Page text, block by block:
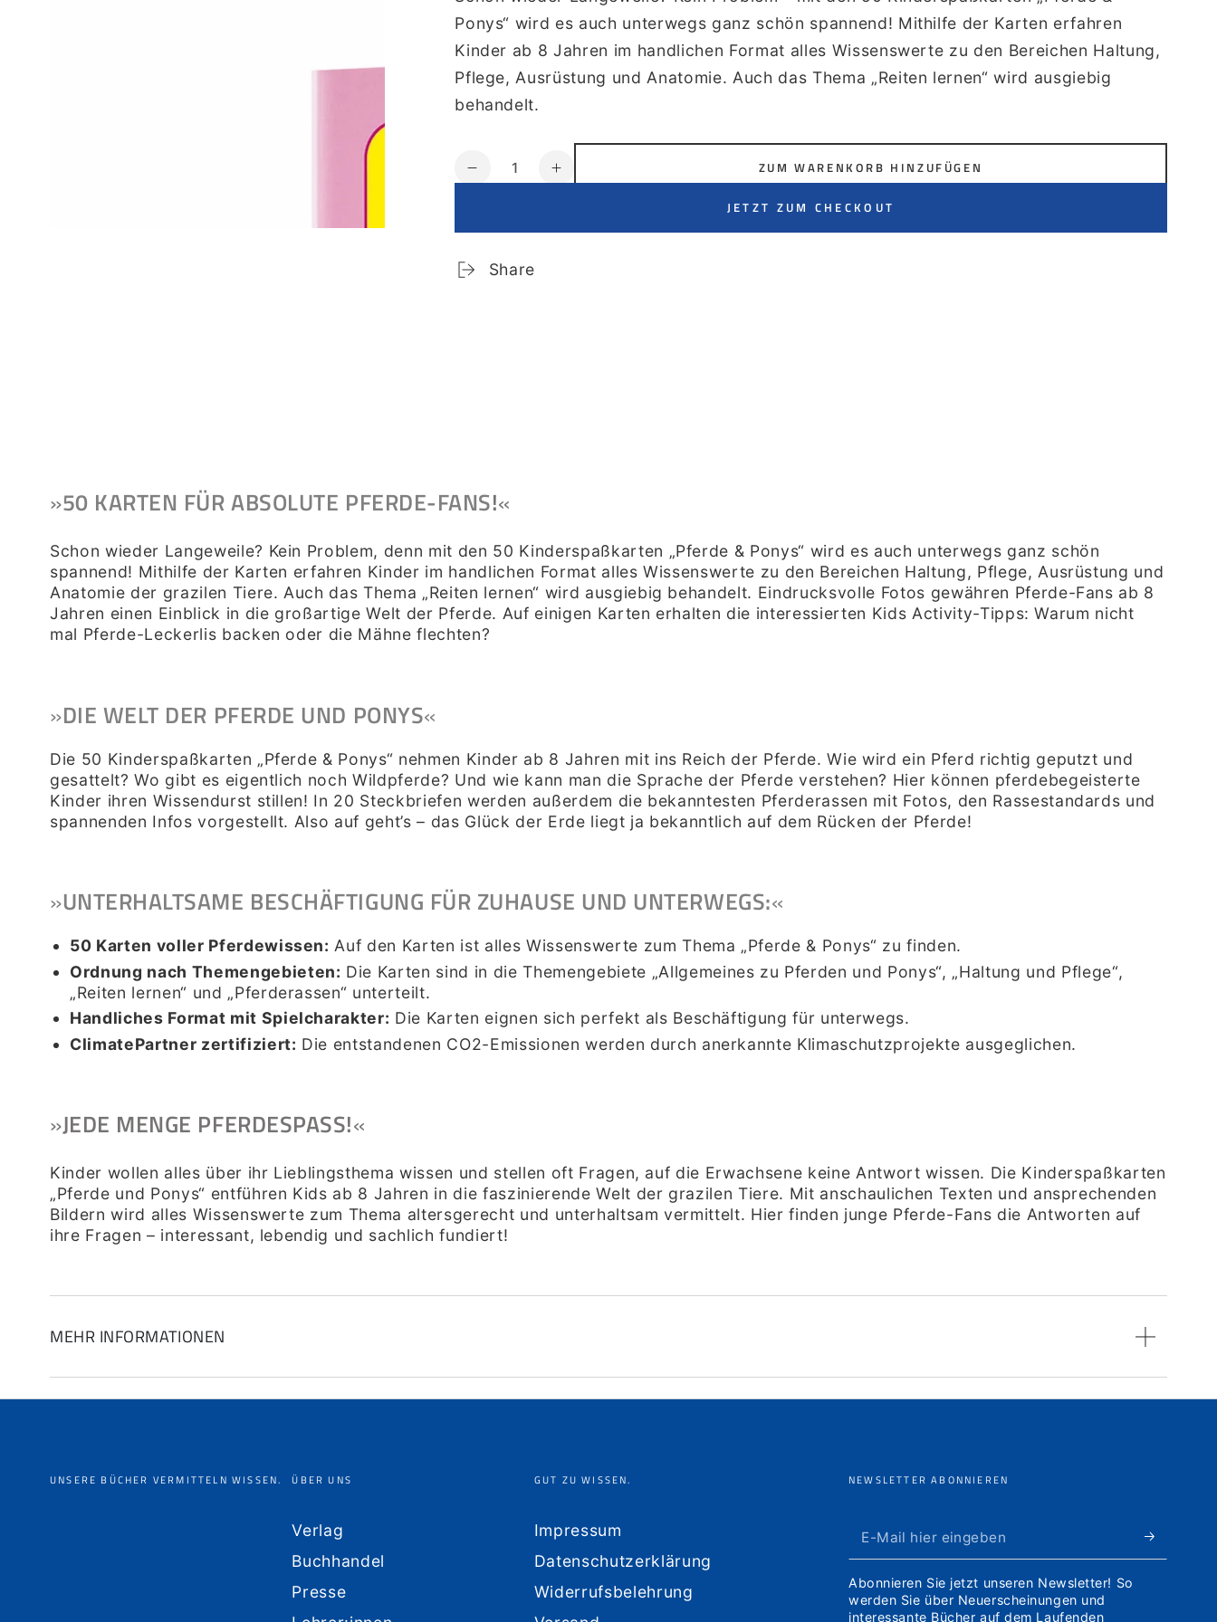
Ponys“ wird es auch unterwegs ganz schön spannend! Mithilfe der Karten erfahren
Kinder ab 8 Jahren im handlichen Format alles Wissenswerte zu den Bereichen Haltung,
Pflege, Ausrüstung und Anatomie. Auch das Thema „Reiten lernen“ wird ausgiebig
behandelt.
Verringere
für
Pferde
&amp;
Erhöhe
für
ZUM WARENKORB HINZUFÜGEN
JETZT ZUM CHECKOUT
Share
»50 KARTEN FÜR ABSOLUTE PFERDE-FANS!«
Schon wieder Langeweile? Kein Problem, denn mit den 50 Kinderspaßkarten „Pferde & Ponys“ wird es auch unterwegs ganz schön
spannend! Mithilfe der Karten erfahren Kinder im handlichen Format alles Wissenswerte zu den Bereichen Haltung, Pflege, Ausrüstung und
Anatomie der grazilen Tiere. Auch das Thema „Reiten lernen“ wird ausgiebig behandelt. Eindrucksvolle Fotos gewähren Pferde-Fans ab 8
Jahren einen Einblick in die großartige Welt der Pferde. Auf einigen Karten erhalten die interessierten Kids Activity-Tipps: Warum nicht
mal Pferde-Leckerlis backen oder die Mähne flechten?
»DIE WELT DER PFERDE UND PONYS«
Die 50 Kinderspaßkarten „Pferde & Ponys“ nehmen Kinder ab 8 Jahren mit ins Reich der Pferde. Wie wird ein Pferd richtig geputzt und
gesattelt? Wo gibt es eigentlich noch Wildpferde? Und wie kann man die Sprache der Pferde verstehen? Hier können pferdebegeisterte
Kinder ihren Wissendurst stillen! In 20 Steckbriefen werden außerdem die bekanntesten Pferderassen mit Fotos, den Rassestandards und
spannenden Infos vorgestellt. Also auf geht’s – das Glück der Erde liegt ja bekanntlich auf dem Rücken der Pferde!
»UNTERHALTSAME BESCHÄFTIGUNG FÜR ZUHAUSE UND UNTERWEGS:«
50 Karten voller Pferdewissen: Auf den Karten ist alles Wissenswerte zum Thema „Pferde & Ponys“ zu finden.
Ordnung nach Themengebieten: Die Karten sind in die Themengebiete „Allgemeines zu Pferden und Ponys“, „Haltung und Pflege“,
„Reiten lernen“ und „Pferderassen“ unterteilt.
Handliches Format mit Spielcharakter: Die Karten eignen sich perfekt als Beschäftigung für unterwegs.
ClimatePartner zertifiziert: Die entstandenen CO2-Emissionen werden durch anerkannte Klimaschutzprojekte ausgeglichen.
»JEDE MENGE PFERDESPASS !«
Kinder wollen alles über ihr Lieblingsthema wissen und stellen oft Fragen, auf die Erwachsene keine Antwort wissen. Die Kinderspaßkarten
„Pferde und Ponys“ entführen Kids ab 8 Jahren in die faszinierende Welt der grazilen Tiere. Mit anschaulichen Texten und ansprechenden
Bildern wird alles Wissenswerte zum Thema altersgerecht und unterhaltsam vermittelt. Hier finden junge Pferde-Fans die Antworten auf
ihre Fragen – interessant, lebendig und sachlich fundiert!
MEHR INFORMATIONEN
UNSERE BÜCHER VERMITTELN WISSEN. ÜBER UNS
Verlag
Buchhandel
Presse
GUT ZU WISSEN.
Impressum
Datenschutzerklärung
Widerrufsbelehrung
NEWSLETTER ABONNIEREN
E-
Mail
hier
Abonnieren Sie jetzt unseren Newsletter! So
werden Sie über Neuerscheinungen und
interessante Bücher auf dem Laufenden